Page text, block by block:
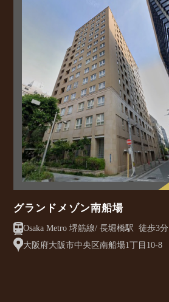
グランドメゾン南船場
Osaka Metro 堺筋線/ 長堀橋駅 徒歩3分
大阪府大阪市中央区南船場1丁目10-8